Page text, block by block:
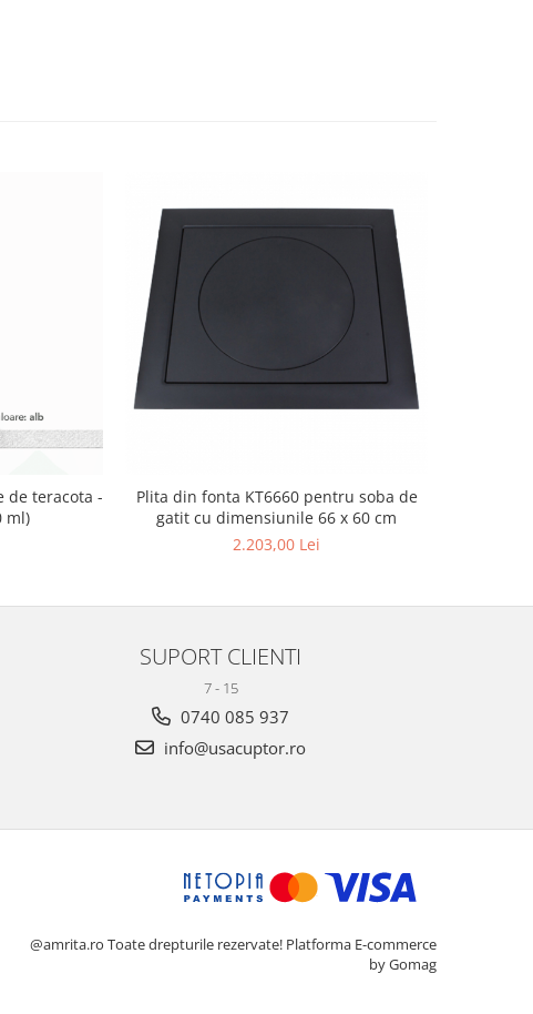
de teracota -
ml)
Plita din fonta KT6660 pentru soba de
gatit cu dimensiunile 66 x 60 cm
2.203,00 Lei
SUPORT CLIENTI
7 - 15
0740 085 937
info@usacuptor.ro
@amrita.ro Toate drepturile rezervate! Platforma E-commerce
by Gomag